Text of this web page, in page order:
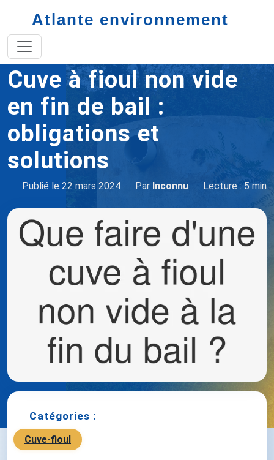
Atlante environnement
Accueil
Cuve à fioul non vide
en fin de bail :
obligations et
solutions
Publié le 22 mars 2024 Par Inconnu Lecture : 5 min
Catégories :
Cuve-fioul